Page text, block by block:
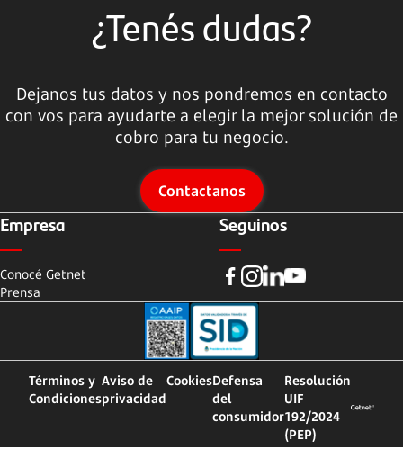
¿Tenés dudas?
Dejanos tus datos y nos pondremos en contacto
con vos para ayudarte a elegir la mejor solución de
cobro para tu negocio.
Contactanos
Empresa
Conocé Getnet
Prensa
Seguinos
Términos y
Condiciones
Aviso de
privacidad
CookiesDefensa
del
consumidor
Resolución
UIF
192/2024
(PEP)